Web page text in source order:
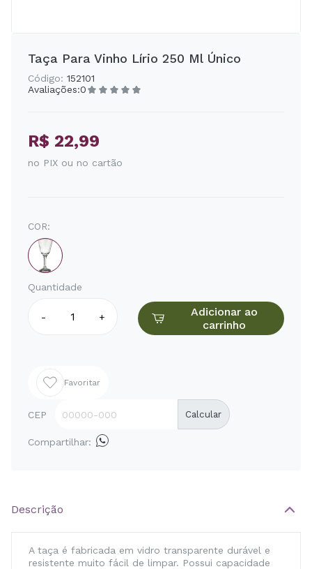
Taça Para Vinho Lírio 250 Ml Único
Código: 152101
Avaliações:0
R$ 22,99
no PIX ou no cartão
COR:
Quantidade
- +
Adicionar ao
carrinho
Favoritar
CEP Calcular
Compartilhar:
Descrição
A taça é fabricada em vidro transparente durável e
resistente muito fácil de limpar. Possui capacidade